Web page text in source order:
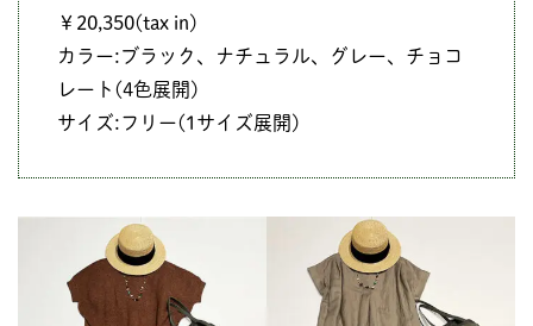
￥20,350(tax in)
カラー:ブラック、ナチュラル、グレー、チョコ
レート(4色展開)
サイズ:フリー(1サイズ展開)